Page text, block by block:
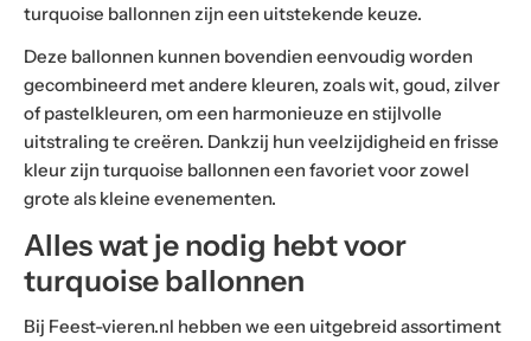
turquoise ballonnen zijn een uitstekende keuze.
Deze ballonnen kunnen bovendien eenvoudig worden
gecombineerd met andere kleuren, zoals wit, goud, zilver
of pastelkleuren, om een harmonieuze en stijlvolle
uitstraling te creëren. Dankzij hun veelzijdigheid en frisse
kleur zijn turquoise ballonnen een favoriet voor zowel
grote als kleine evenementen.
Alles wat je nodig hebt voor
turquoise ballonnen
Bij Feest-vieren.nl hebben we een uitgebreid assortiment